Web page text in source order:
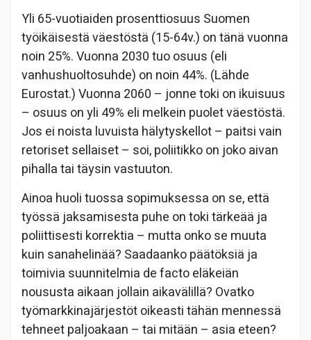
Yli 65-vuotiaiden prosenttiosuus Suomen
työikäisestä väestöstä (15-64v.) on tänä vuonna
noin 25%. Vuonna 2030 tuo osuus (eli
vanhushuoltosuhde) on noin 44%. (Lähde
Eurostat.) Vuonna 2060 – jonne toki on ikuisuus
– osuus on yli 49% eli melkein puolet väestöstä.
Jos ei noista luvuista hälytyskellot – paitsi vain
retoriset sellaiset – soi, poliitikko on joko aivan
pihalla tai täysin vastuuton.
Ainoa huoli tuossa sopimuksessa on se, että
työssä jaksamisesta puhe on toki tärkeää ja
poliittisesti korrektia – mutta onko se muuta
kuin sanahelinää? Saadaanko päätöksiä ja
toimivia suunnitelmia de facto eläkeiän
noususta aikaan jollain aikavälillä? Ovatko
työmarkkinajärjestöt oikeasti tähän mennessä
tehneet paljoakaan – tai mitään – asia eteen?